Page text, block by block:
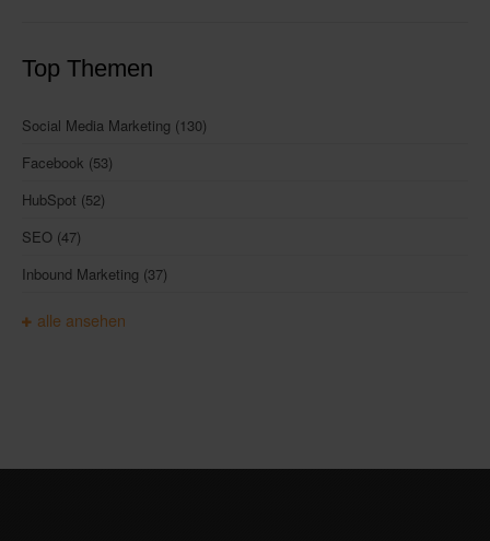
Top Themen
Social Media Marketing (130)
Facebook (53)
HubSpot (52)
SEO (47)
Inbound Marketing (37)
alle ansehen